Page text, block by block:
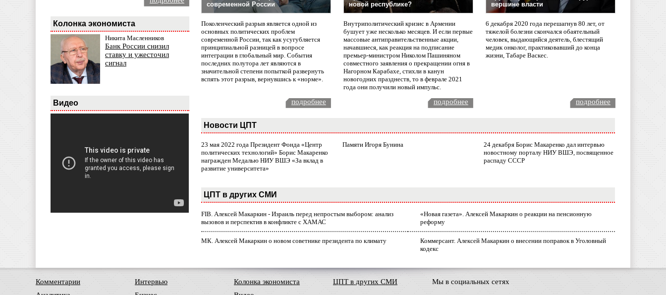
Колонка экономиста
Никита Масленников
Банк России снизил
ставку и ужесточил
сигнал
Видео
современной России
Поколенческий разрыв является одной из
основных политических проблем
современной России, так как усугубляется
принципиальной разницей в вопросе
интеграции в глобальный мир. События
последних полутора лет являются в
значительной степени попыткой развернуть
вспять этот разрыв, вернувшись к «норме».
новой республике?
Внутриполитический кризис в Армении
бушует уже несколько месяцев. И если первые
массовые антиправительственные акции,
начавшиеся, как реакция на подписание
премьер-министром Николом Пашиняном
совместного заявления о прекращении огня в
Нагорном Карабахе, стихли в канун
новогодних празднеств, то в феврале 2021
года они получили новый импульс.
вершине власти
6 декабря 2020 года перешагнув 80 лет, от
тяжелой болезни скончался обаятельный
человек, выдающийся деятель, блестящий
медик онколог, практиковавший до конца
жизни, Табаре Васкес.
подробнее подробнее подробнее
Новости ЦПТ
23 мая 2022 года Президент Фонда «Центр
политических технологий» Борис Макаренко
награжден Медалью НИУ ВШЭ «За вклад в
развитие университета»
Памяти Игоря Бунина
24 декабря Борис Макаренко дал интервью
новостному порталу НИУ ВШЭ, посвященное
распаду СССР
ЦПТ в других СМИ
FIB. Алексей Макаркин - Израиль перед непростым выбором: анализ
вызовов и перспектив в конфликте с ХАМАС
«Новая газета». Алексей Макаркин о реакции на пенсионную
реформу
МК. Алексей Макаркин о новом советнике президента по климату
Коммерсант. Алексей Макаркин о внесении поправок в Уголовный
кодекс
Комментарии
Интервью
Колонка экономиста
ЦПТ в других СМИ Мы в социальных сетях